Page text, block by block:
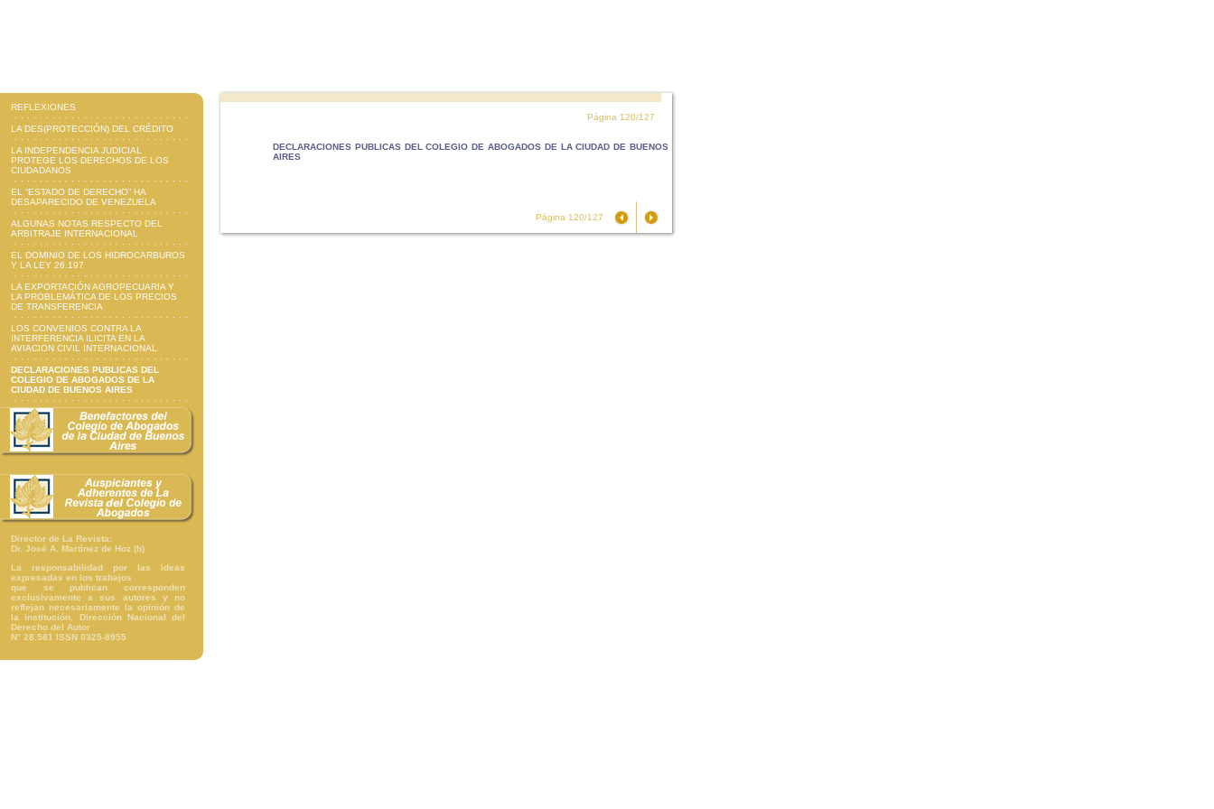
REFLEXIONES
LA DES(PROTECCIÓN) DEL CRÉDITO
LA INDEPENDENCIA JUDICIAL
PROTEGE LOS DERECHOS DE LOS
CIUDADANOS
EL “ESTADO DE DERECHO” HA
DESAPARECIDO DE VENEZUELA
ALGUNAS NOTAS RESPECTO DEL
ARBITRAJE INTERNACIONAL
EL DOMINIO DE LOS HIDROCARBUROS
Y LA LEY 26.197
LA EXPORTACIÓN AGROPECUARIA Y
LA PROBLEMÁTICA DE LOS PRECIOS
DE TRANSFERENCIA
LOS CONVENIOS CONTRA LA
INTERFERENCIA ILICITA EN LA
AVIACION CIVIL INTERNACIONAL
DECLARACIONES PUBLICAS DEL
COLEGIO DE ABOGADOS DE LA
CIUDAD DE BUENOS AIRES
Director de La Revista:
Dr. José A. Martínez de Hoz (h)
La responsabilidad por las ideas
expresadas en los trabajos
que se publican corresponden
exclusivamente a sus autores y no
reflejan necesariamente la opinión de
la institución. Dirección Nacional del
Derecho del Autor
N° 28.581 ISSN 0325-8955
Página 120/127
DECLARACIONES PUBLICAS DEL COLEGIO DE ABOGADOS DE LA CIUDAD DE BUENOS
AIRES
Página 120/127